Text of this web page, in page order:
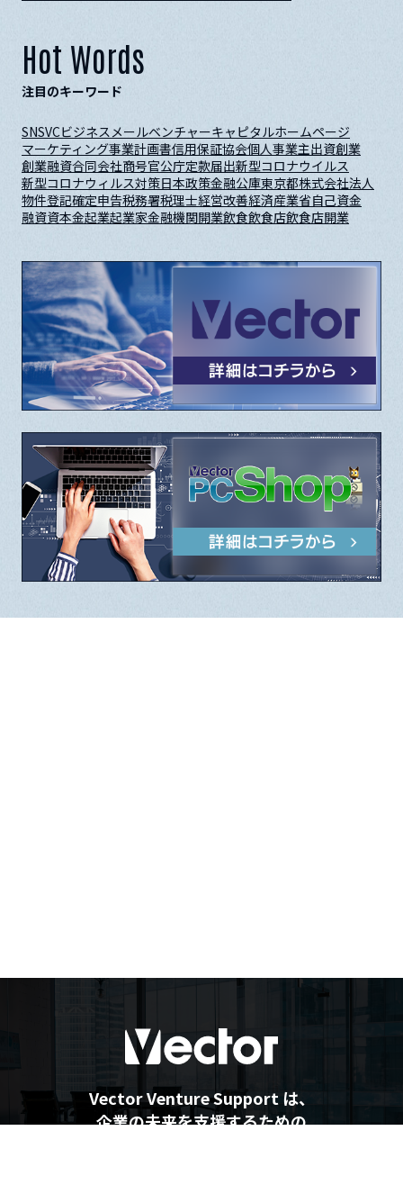
Hot Words
注目のキーワード
SNSVCビジネスメールベンチャーキャピタルホームページ
マーケティング事業計画書信用保証協会個人事業主出資創業
創業融資合同会社商号官公庁定款届出新型コロナウイルス
新型コロナウィルス対策日本政策金融公庫東京都株式会社法人
物件登記確定申告税務署税理士経営改善経済産業省自己資金
融資資本金起業起業家金融機関開業飲食飲食店飲食店開業
Vector Venture Support は、
企業の未来を支援するための